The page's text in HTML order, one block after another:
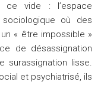
ce vide : l’espace
où des
« être impossible »
de désassignation
surassignation lisse.
et psychiatrisé, ils